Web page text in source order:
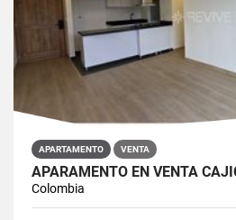
APARTAMENTO VENTA
APARAMENTO EN VENTA
Colombia